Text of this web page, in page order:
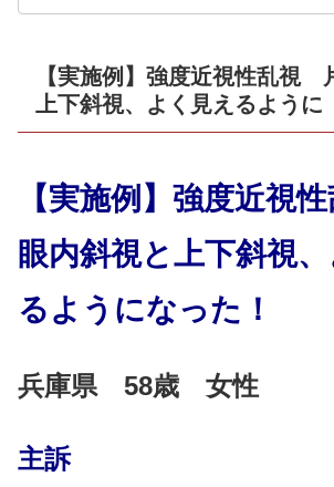
【実施例】強度近視性乱視
上下斜視、よく見えるように
【実施例】強度近視
眼内斜視と上下斜視
るようになった！
兵庫県 58歳 女性
主訴